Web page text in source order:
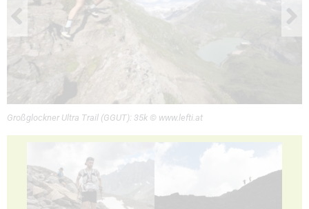
Großglockner Ultra Trail (GGUT): 35k © www.lefti.at